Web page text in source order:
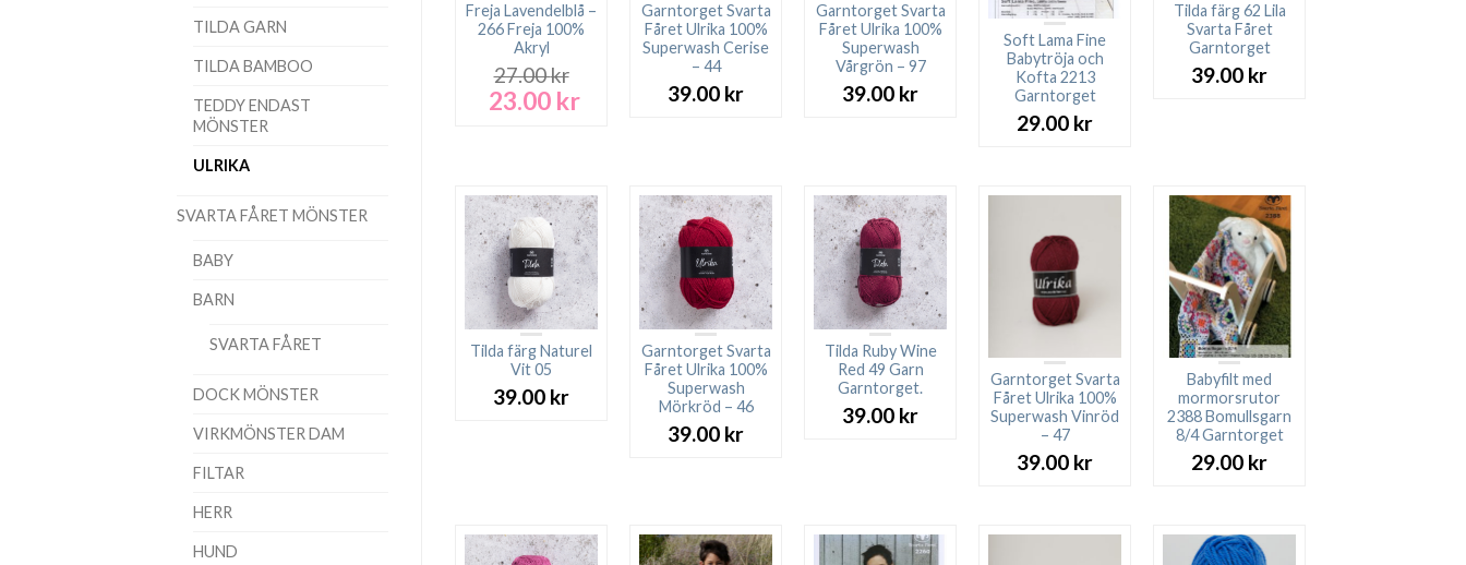
TILDA GARN
TILDA BAMBOO
TEDDY ENDAST
MÖNSTER
ULRIKA
SVARTA FÅRET MÖNSTER
BABY
BARN
SVARTA FÅRET
DOCK MÖNSTER
VIRKMÖNSTER DAM
FILTAR
HERR
HUND
Freja Lavendelblå –
266 Freja 100%
Akryl
27.00kr
Det
23.00 krDet
Garntorget Svarta
Fåret Ulrika 100%
Superwash Cerise
– 44
39.00 kr
Garntorget Svarta
Fåret Ulrika 100%
Superwash
Vårgrön – 97
39.00 kr
Soft Lama Fine
Babytröja och
Kofta 2213
Garntorget
29.00 kr
Tilda färg 62 Lila
Svarta Fåret
Garntorget
39.00 kr
Tilda färg Naturel
Vit 05
39.00 kr
Garntorget Svarta
Fåret Ulrika 100%
Superwash
Mörkröd – 46
39.00 kr
Tilda Ruby Wine
Red 49 Garn
Garntorget.
39.00 kr
Garntorget Svarta
Fåret Ulrika 100%
Superwash Vinröd
– 47
39.00 kr
Babyfilt med
mormorsrutor
2388 Bomullsgarn
8/4 Garntorget
29.00 kr